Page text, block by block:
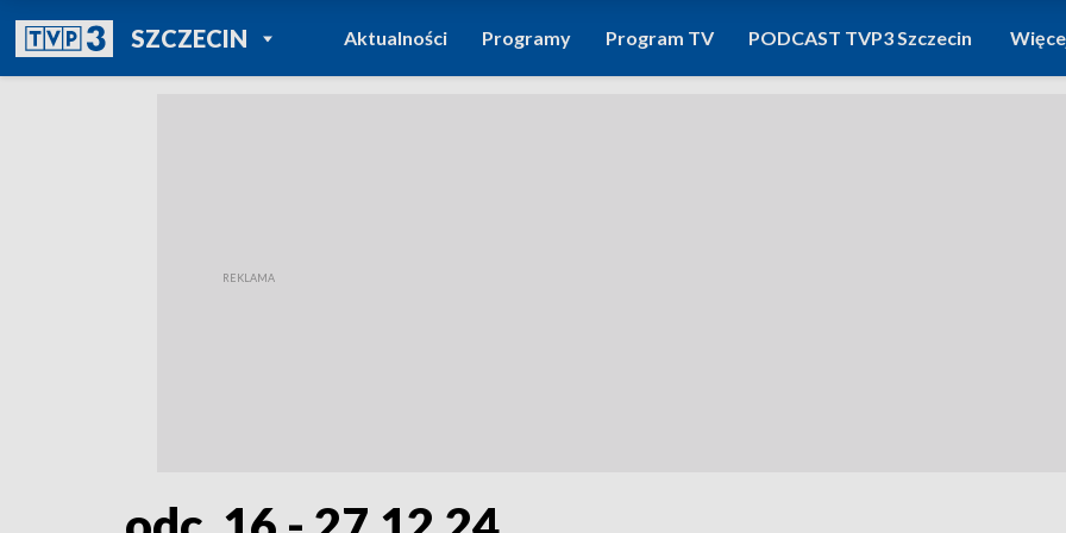
SZCZECINPOWRÓT DO
TVP REGIONY
Aktualności Programy Program TV PODCAST TVP3 Szczecin